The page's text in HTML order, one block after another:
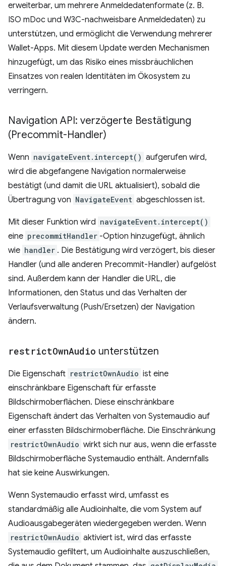
erweiterbar, um mehrere Anmeldedatenformate (z. B.
ISO mDoc und W3C-nachweisbare Anmeldedaten) zu
unterstützen, und ermöglicht die Verwendung mehrerer
Wallet-Apps. Mit diesem Update werden Mechanismen
hinzugefügt, um das Risiko eines missbräuchlichen
Einsatzes von realen Identitäten im Ökosystem zu
verringern.
Navigation API: verzögerte Bestätigung
(Precommit-Handler)
Wenn navigateEvent.intercept() aufgerufen wird,
wird die abgefangene Navigation normalerweise
bestätigt (und damit die URL aktualisiert), sobald die
Übertragung von NavigateEvent abgeschlossen ist.
Mit dieser Funktion wird navigateEvent.intercept()
eine precommitHandler -Option hinzugefügt, ähnlich
wie handler . Die Bestätigung wird verzögert, bis dieser
Handler (und alle anderen Precommit-Handler) aufgelöst
sind. Außerdem kann der Handler die URL, die
Informationen, den Status und das Verhalten der
Verlaufsverwaltung (Push/Ersetzen) der Navigation
ändern.
restrictOwnAudio unterstützen
Die Eigenschaft restrictOwnAudio ist eine
einschränkbare Eigenschaft für erfasste
Bildschirmoberflächen. Diese einschränkbare
Eigenschaft ändert das Verhalten von Systemaudio auf
einer erfassten Bildschirmoberfläche. Die Einschränkung
restrictOwnAudio wirkt sich nur aus, wenn die erfasste
Bildschirmoberfläche Systemaudio enthält. Andernfalls
hat sie keine Auswirkungen.
Wenn Systemaudio erfasst wird, umfasst es
standardmäßig alle Audioinhalte, die vom System auf
Audioausgabegeräten wiedergegeben werden. Wenn
restrictOwnAudio aktiviert ist, wird das erfasste
Systemaudio gefiltert, um Audioinhalte auszuschließen,